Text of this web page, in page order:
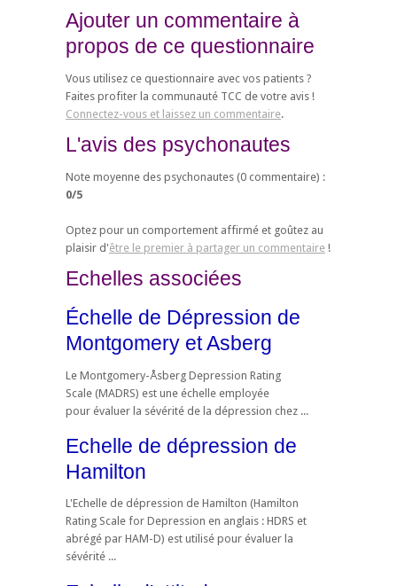
Ajouter un commentaire à
propos de ce questionnaire
Vous utilisez ce questionnaire avec vos patients ?
Faites profiter la communauté TCC de votre avis !
Connectez-vous et laissez un commentaire.
L'avis des psychonautes
Note moyenne des psychonautes (0 commentaire) :
0/5
Optez pour un comportement affirmé et goûtez au
plaisir d'être le premier à partager un commentaire !
Echelles associées
Échelle de Dépression de
Montgomery et Asberg
Le Montgomery-Åsberg Depression Rating
Scale (MADRS) est une échelle employée
pour évaluer la sévérité de la dépression chez ...
Echelle de dépression de
Hamilton
L'Echelle de dépression de Hamilton (Hamilton
Rating Scale for Depression en anglais : HDRS et
abrégé par HAM-D) est utilisé pour évaluer la
sévérité ...